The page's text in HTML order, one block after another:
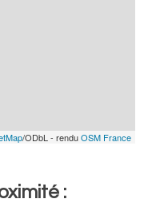
/ODbL - renduOSM France
: